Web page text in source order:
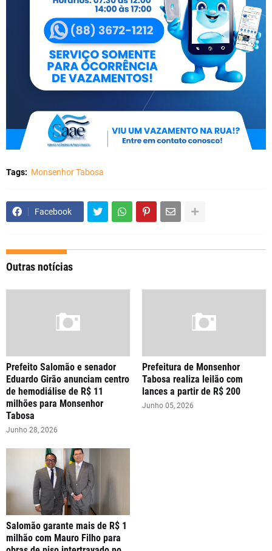
Tags: Monsenhor Tabosa
Facebook
Outras notícias
Prefeito Salomão e senador
Eduardo Girão anunciam centro
de hemodiálise de R$ 11
milhões para Monsenhor
Tabosa
Junho 28, 2026
Prefeitura de Monsenhor
Tabosa realiza leilão com
lances a partir de R$ 200
Junho 05, 2026
Salomão garante mais de R$ 1
milhão com Mauro Filho para